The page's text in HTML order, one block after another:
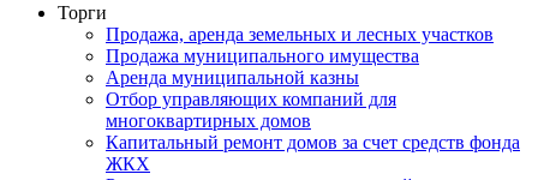
Торги
Продажа, аренда земельных и лесных участков
Продажа муниципального имущества
Аренда муниципальной казны
Отбор управляющих компаний для
многоквартирных домов
Капитальный ремонт домов за счет средств фонда
ЖКХ